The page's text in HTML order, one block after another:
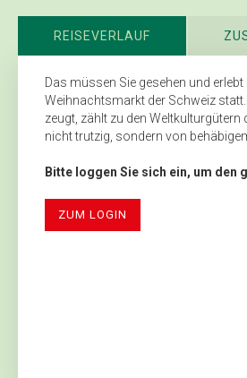
REISEVERLAUF
Das müssen Sie gesehen und
Weihnachtsmarkt der Schweiz
zeugt, zählt zu den Weltkulturgütern
nicht trutzig, sondern von
Bitte loggen Sie sich ein, um den
ZUM LOGIN